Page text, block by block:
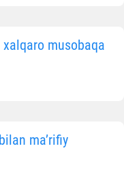
xalqaro musobaqa
ma’rifiy